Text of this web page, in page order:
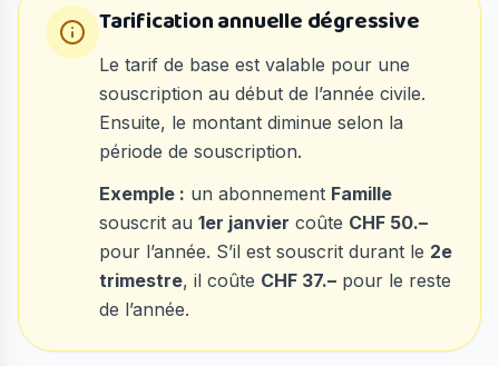
Tarification annuelle dégressive
Le tarif de base est valable pour une
souscription au début de l’année civile.
Ensuite, le montant diminue selon la
période de souscription.
Exemple : un abonnement Famille
souscrit au 1er janvier coûte CHF 50.–
pour l’année. S’il est souscrit durant le 2e
trimestre, il coûte CHF 37.– pour le reste
de l’année.